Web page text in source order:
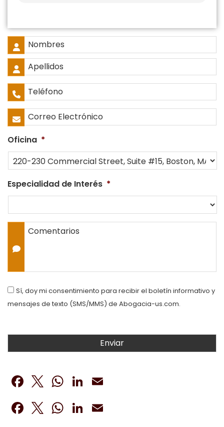
Nombre
Completo *
Nombres
Apellidos
Teléfono *
Correo
Electrónico *
Oficina *
Especialidad de Interés *
Comentarios
Consent
Sí, doy mi consentimiento para recibir el boletín informativo y
mensajes de texto (SMS/MMS) de Abogacia-us.com.
Facebook
Twitter
WhatsApp
LinkedIn
Facebook
Twitter
WhatsApp
LinkedIn